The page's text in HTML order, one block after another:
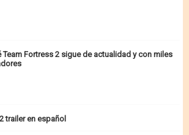
Team Fortress 2 sigue de actualidad y con miles
trailer en español